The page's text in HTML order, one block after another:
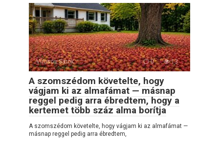
Vírusos Sarok 0 13
A szomszédom követelte, hogy
vágjam ki az almafámat — másnap
reggel pedig arra ébredtem, hogy a
kertemet több száz alma borítja
A szomszédom követelte, hogy vágjam ki az almafámat —
másnap reggel pedig arra ébredtem,